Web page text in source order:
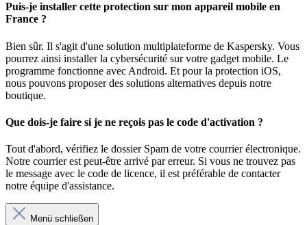
Puis-je installer cette protection sur mon appareil mobile en
France ?
Bien sûr. Il s'agit d'une solution multiplateforme de Kaspersky. Vous
pourrez ainsi installer la cybersécurité sur votre gadget mobile. Le
programme fonctionne avec Android. Et pour la protection iOS,
nous pouvons proposer des solutions alternatives depuis notre
boutique.
Que dois-je faire si je ne reçois pas le code d'activation ?
Tout d'abord, vérifiez le dossier Spam de votre courrier électronique.
Notre courrier est peut-être arrivé par erreur. Si vous ne trouvez pas
le message avec le code de licence, il est préférable de contacter
notre équipe d'assistance.
Menü schließen